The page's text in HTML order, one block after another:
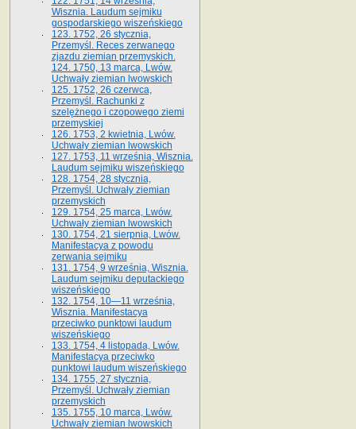
Wisznia. Laudum sejmiku
gospodarskiego wiszeńskiego
123. 1752, 26 stycznia,
Przemyśl. Reces zerwanego
zjazdu ziemian przemyskich.
124. 1750, 13 marca, Lwów.
Uchwały ziemian lwowskich
125. 1752, 26 czerwca,
Przemyśl. Rachunki z
szelężnego i czopowego ziemi
przemyskiej
126. 1753, 2 kwietnia, Lwów.
Uchwały ziemian lwowskich
127. 1753, 11 września, Wisznia.
Laudum sejmiku wiszeńskiego
128. 1754, 28 stycznia,
Przemyśl. Uchwały ziemian
przemyskich
129. 1754, 25 marca, Lwów.
Uchwały ziemian lwowskich
130. 1754, 21 sierpnia, Lwów.
Manifestacya z powodu
zerwania sejmiku
131. 1754, 9 września, Wisznia.
Laudum sejmiku deputackiego
wiszeńskiego
132. 1754, 10—11 września,
Wisznia. Manifestacya
przeciwko punktowi laudum
wiszeńskiego
133. 1754, 4 listopada, Lwów.
Manifestacya przeciwko
punktowi laudum wiszeńskiego
134. 1755, 27 stycznia,
Przemyśl. Uchwały ziemian
przemyskich
135. 1755, 10 marca, Lwów.
Uchwały ziemian lwowskich